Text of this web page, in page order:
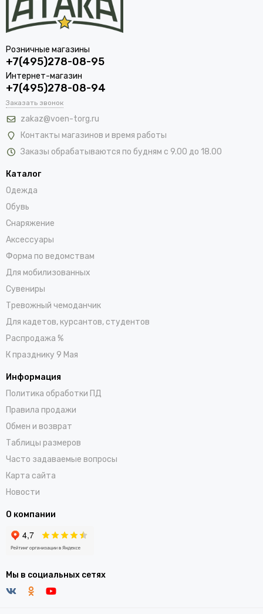
Розничные магазины
+7(495)278-08-95
Интернет-магазин
+7(495)278-08-94
Заказать звонок
zakaz@voen-torg.ru
Контакты магазинов и время работы
Заказы обрабатываются по будням с 9.00 до 18.00
Каталог
Одежда
Обувь
Снаряжение
Аксессуары
Форма по ведомствам
Для мобилизованных
Сувениры
Тревожный чемоданчик
Для кадетов, курсантов, студентов
Распродажа %
К празднику 9 Мая
Информация
Политика обработки ПД
Правила продажи
Обмен и возврат
Таблицы размеров
Часто задаваемые вопросы
Карта сайта
Новости
О компании
Мы в социальных сетях